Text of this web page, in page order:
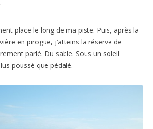
place le long de ma piste. Puis, après la
en pirogue, j’atteins la réserve de
parlé. Du sable. Sous un soleil
poussé que pédalé.